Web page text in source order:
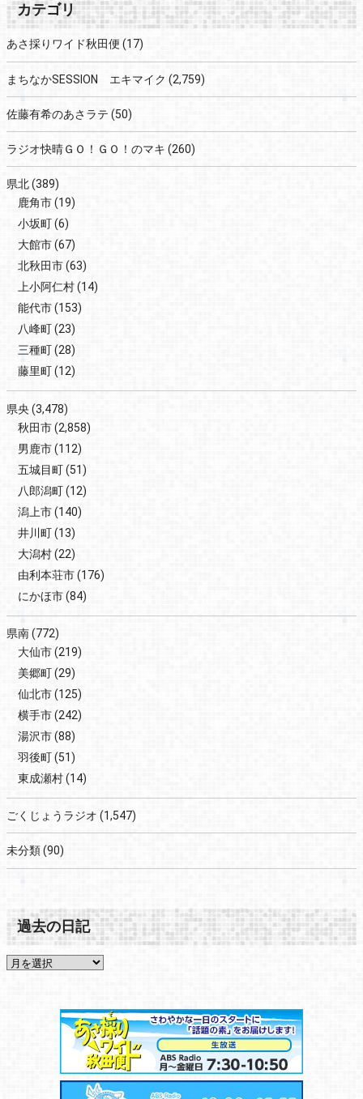
カテゴリ
あさ採りワイド秋田便 (17)
まちなかSESSION エキマイク (2,759)
佐藤有希のあさラテ (50)
ラジオ快晴ＧＯ！ＧＯ！のマキ (260)
県北(389)
鹿角市(19)
小坂町(6)
大館市(67)
北秋田市(63)
上小阿仁村(14)
能代市(153)
八峰町(23)
三種町(28)
藤里町(12)
県央 (3,478)
秋田市(2,858)
男鹿市(112)
五城目町(51)
八郎潟町(12)
潟上市(140)
井川町(13)
大潟村(22)
由利本荘市(176)
にかほ市(84)
県南(772)
大仙市(219)
美郷町(29)
仙北市(125)
横手市(242)
湯沢市(88)
羽後町(51)
東成瀬村(14)
ごくじょうラジオ (1,547)
未分類(90)
過去の日記